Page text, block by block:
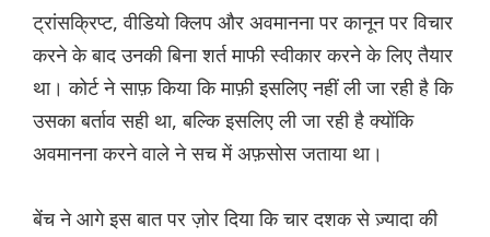
ट्रांसक्रिप्ट, वीडियो क्लिप और अवमानना ​​पर कानून पर विचार
करने के बाद उनकी बिना शर्त माफी स्वीकार करने के लिए तैयार
था। कोर्ट ने साफ़ किया कि माफ़ी इसलिए नहीं ली जा रही है कि
उसका बर्ताव सही था, बल्कि इसलिए ली जा रही है क्योंकि
अवमानना ​​करने वाले ने सच में अफ़सोस जताया था।
बेंच ने आगे इस बात पर ज़ोर दिया कि चार दशक से ज़्यादा की